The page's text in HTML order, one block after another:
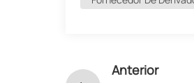
Anterior